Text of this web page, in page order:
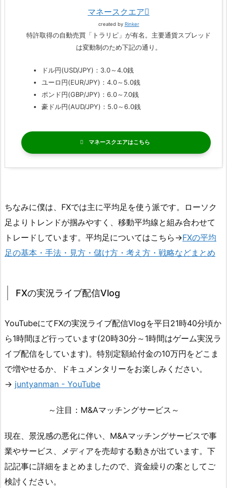
マネースクエア
created by Rinker
特許取得の自動売買「トラリピ」が有名。主要通貨スプレッド
は変動制のため下記の通り。
ドル円(USD/JPY)：3.0～4.0銭
ユーロ円(EUR/JPY)：4.0～5.0銭
ポンド円(GBP/JPY)：6.0～7.0銭
豪ドル円(AUD/JPY)：5.0～6.0銭
マネースクエア
ちなみに僕は、FXでは主に平均足を使う派です。ローソク
足よりトレンドが掴みやすく、移動平均線と組み合わせて
トレードしています。平均足についてはこちら→FXの平均
足の基本・手法・見方・儲け方・考え方・戦略などまとめ
FXの実況ライブ配信Vlog
YouTubeにてFXの実況ライブ配信Vlogを平日21時40分頃か
ら1時間ほど行っています(20時30分～1時間はゲーム実況ラ
イブ配信をしています)。特別定額給付金の10万円をどこま
で増やせるか、ドキュメンタリーをお楽しみください。
→ juntyanman - YouTube
～注目：M&Aマッチングサービス～
現在、景況感の悪化に伴い、M&Aマッチングサービスで事
業やサービス、メディアを売却する動きが出ています。下
記記事に詳細をまとめましたので、資金繰りの案としてご
検討ください。